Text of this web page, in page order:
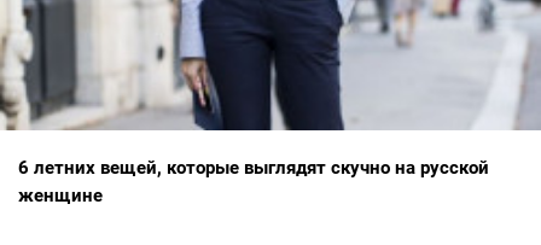
6 летних вещей, которые выглядят скучно на русской
женщине